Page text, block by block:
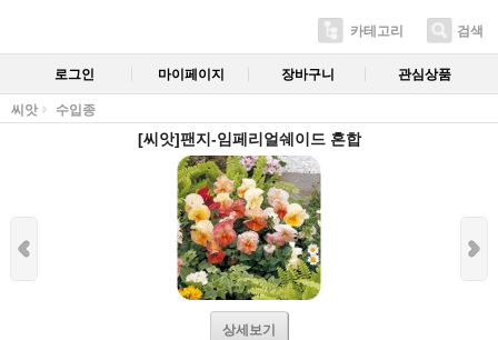
카테고리 검색
로그인 마이페이지 장바구니 관심상품
씨앗 수입종
[씨앗]팬지-임페리얼쉐이드 혼합
상세보기